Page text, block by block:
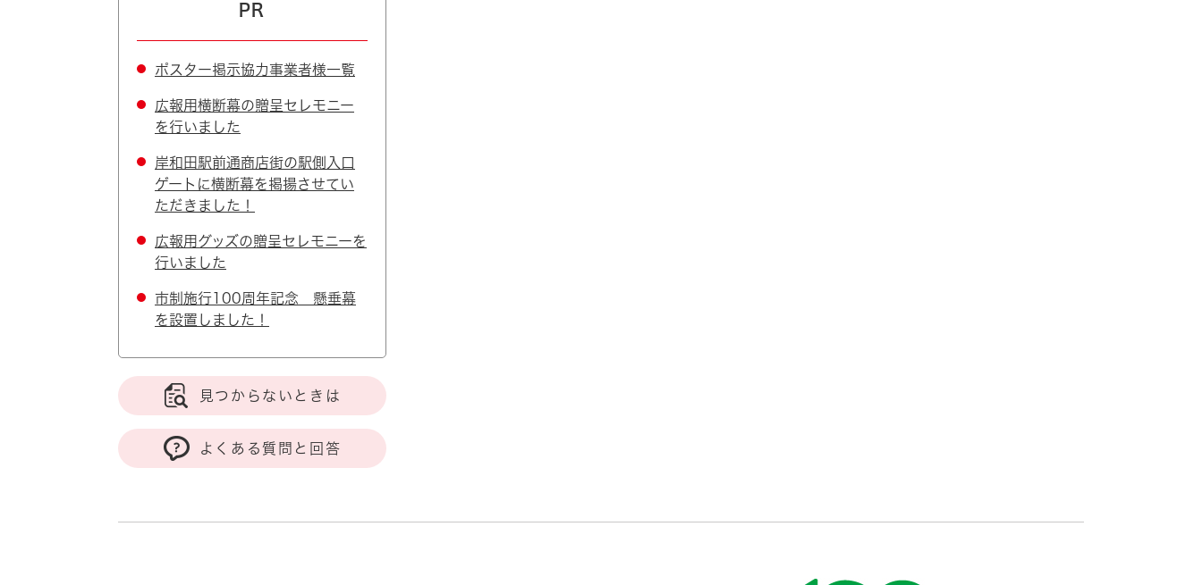
PR
ポスター掲示協力事業者様一覧
広報用横断幕の贈呈セレモニー
を行いました
岸和田駅前通商店街の駅側入口
ゲートに横断幕を掲揚させてい
ただきました！
広報用グッズの贈呈セレモニーを
行いました
市制施行100周年記念 懸垂幕
を設置しました！
見つからないときは
よくある質問と回答